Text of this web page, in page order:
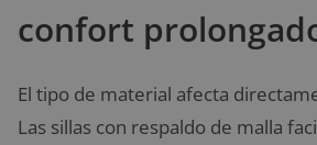
confort
El tipo de material afecta
Las sillas con respaldo de malla